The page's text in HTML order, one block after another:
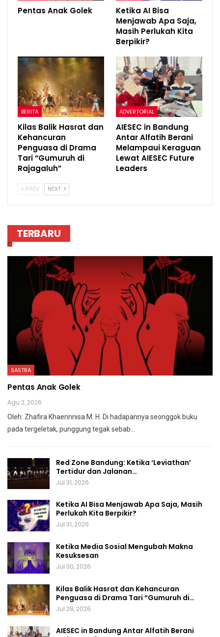
Pentas Anak Golek
Ketika AI Bisa
Menjawab Apa Saja,
Masih Perlukah Kita
Berpikir?
BERITA
Kilas Balik Hasrat dan
Kehancuran
Penguasa di Drama
Tari “Gumuruh di
Rajagaluh”
ADVERTORIAL
AIESEC in Bandung
Antar Alfatih Berani
Melampaui Keraguan
Lewat AIESEC Future
Leaders
PREV NEXT
TERBARU
SASTRA
Pentas Anak Golek
Agu 2, 2026
Oleh: Zhafira Khaerinnisa M. H.
Di hadapannya seonggok buku
pada tergeletak, punggung tegaksebab
Red Zone Bandung: Ketika ‘Leviathan’
Tertidur dan Jalanan…
Jul 31, 2026
Ketika AI Bisa Menjawab Apa Saja, Masih
Perlukah Kita Berpikir?
Jul 31, 2026
Ketika Media Sosial Mengubah Makna
Kesuksesan
Jul 30, 2026
Kilas Balik Hasrat dan Kehancuran
Penguasa di Drama Tari “Gumuruh di…
Jul 28, 2026
AIESEC in Bandung Antar Alfatih Berani